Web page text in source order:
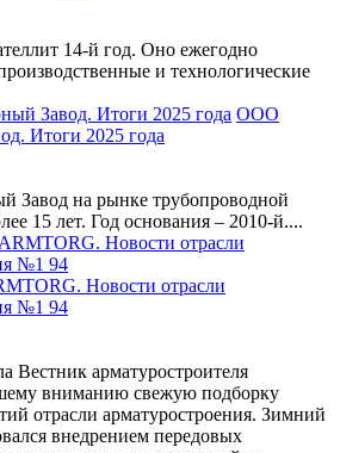
14-й год. Оно ежегодно
и технологические
ООО
Итоги 2025 года
на рынке трубопроводной
15 лет. Год основания – 2010-й....
Новости отрасли
№1 94
Вестник арматуростроителя
вниманию свежую подборку
отрасли арматуростроения. Зимний
внедрением передовых